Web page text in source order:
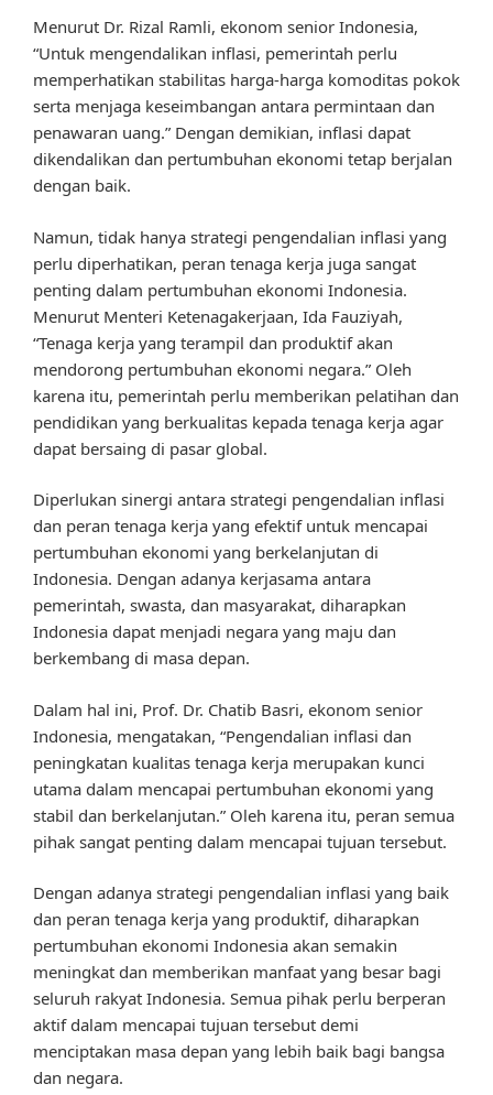
Menurut Dr. Rizal Ramli, ekonom senior Indonesia,
“Untuk mengendalikan inflasi, pemerintah perlu
memperhatikan stabilitas harga-harga komoditas pokok
serta menjaga keseimbangan antara permintaan dan
penawaran uang.” Dengan demikian, inflasi dapat
dikendalikan dan pertumbuhan ekonomi tetap berjalan
dengan baik.
Namun, tidak hanya strategi pengendalian inflasi yang
perlu diperhatikan, peran tenaga kerja juga sangat
penting dalam pertumbuhan ekonomi Indonesia.
Menurut Menteri Ketenagakerjaan, Ida Fauziyah,
“Tenaga kerja yang terampil dan produktif akan
mendorong pertumbuhan ekonomi negara.” Oleh
karena itu, pemerintah perlu memberikan pelatihan dan
pendidikan yang berkualitas kepada tenaga kerja agar
dapat bersaing di pasar global.
Diperlukan sinergi antara strategi pengendalian inflasi
dan peran tenaga kerja yang efektif untuk mencapai
pertumbuhan ekonomi yang berkelanjutan di
Indonesia. Dengan adanya kerjasama antara
pemerintah, swasta, dan masyarakat, diharapkan
Indonesia dapat menjadi negara yang maju dan
berkembang di masa depan.
Dalam hal ini, Prof. Dr. Chatib Basri, ekonom senior
Indonesia, mengatakan, “Pengendalian inflasi dan
peningkatan kualitas tenaga kerja merupakan kunci
utama dalam mencapai pertumbuhan ekonomi yang
stabil dan berkelanjutan.” Oleh karena itu, peran semua
pihak sangat penting dalam mencapai tujuan tersebut.
Dengan adanya strategi pengendalian inflasi yang baik
dan peran tenaga kerja yang produktif, diharapkan
pertumbuhan ekonomi Indonesia akan semakin
meningkat dan memberikan manfaat yang besar bagi
seluruh rakyat Indonesia. Semua pihak perlu berperan
aktif dalam mencapai tujuan tersebut demi
menciptakan masa depan yang lebih baik bagi bangsa
dan negara.